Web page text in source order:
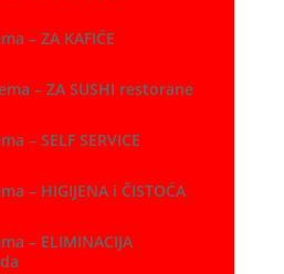
– ZA KAFIĆE
– ZA SUSHI restorane
– SELF SERVICE
– HIGIJENA i ČISTOĆA
– ELIMINACIJA